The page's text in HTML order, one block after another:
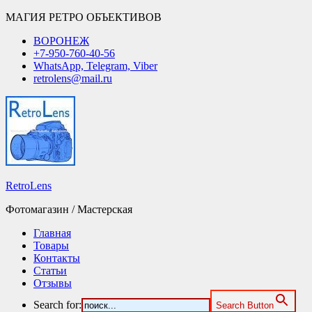
МАГИЯ РЕТРО ОБЪЕКТИВОВ
ВОРОНЕЖ
+7-950-760-40-56
WhatsApp, Telegram, Viber
retrolens@mail.ru
RetroLens
Фотомагазин / Мастерская
Главная
Товары
Контакты
Статьи
Отзывы
Search for:
Search Button